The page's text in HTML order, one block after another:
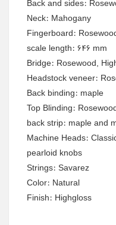
Back and sides:
Neck: Mahogany
Fingerboard:
scale length: 646 mm
Headstock veneer:
Top Blinding:
back strip: maple and
Machine Heads:
pearloid knobs
Color: Natural
Finish: Highgloss